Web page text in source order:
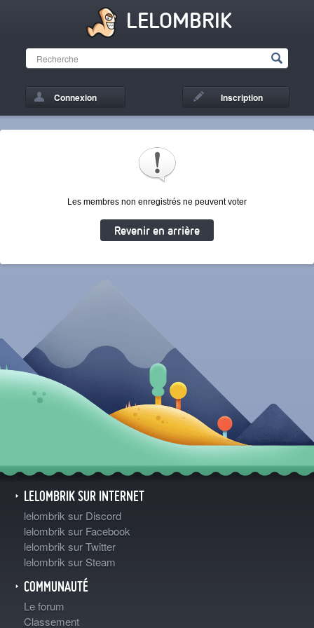
LELOMBRIK
Connexion Inscription
Les membres non enregistrés ne peuvent voter
Revenir en arrière
LELOMBRIK SUR INTERNET
lelombrik sur Discord
lelombrik sur Facebook
lelombrik sur Twitter
lelombrik sur Steam
COMMUNAUTÉ
Le forum
Classement